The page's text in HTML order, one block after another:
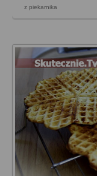
z piekarnika